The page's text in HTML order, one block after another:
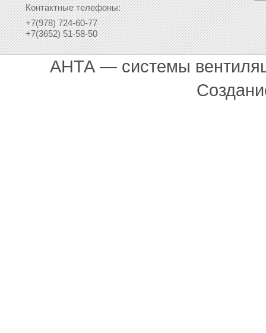
Контактные телефоны:
+7(978) 724-60-77
+7(3652) 51-58-50
АНТА — системы